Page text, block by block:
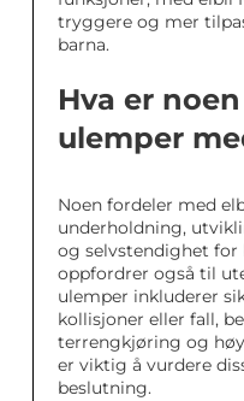
tryggere og mer
barna.
Hva er
ulemper
Noen fordeler med
underholdning,
og selvstendighet for
oppfordrer også til
ulemper inkluderer
kollisjoner eller fall,
terrengkjøring og
er viktig å vurdere
beslutning.